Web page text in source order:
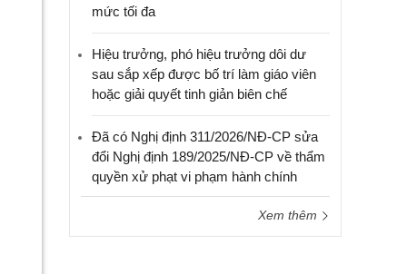
mức tối đa
Hiệu trưởng, phó hiệu trưởng dôi dư
sau sắp xếp được bố trí làm giáo viên
hoặc giải quyết tinh giản biên chế
Đã có Nghị định 311/2026/NĐ-CP sửa
đổi Nghị định 189/2025/NĐ-CP về thẩm
quyền xử phạt vi phạm hành chính
Xem thêm